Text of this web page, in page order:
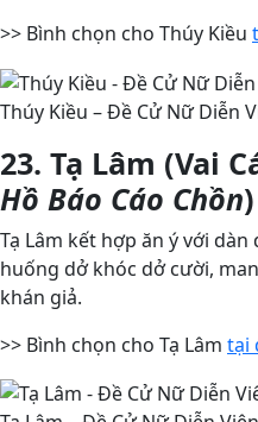
>> Bình chọn cho Thúy Kiều
Thúy Kiều – Đề Cử Nữ Diễn
23. Tạ Lâm (Vai
Hồ Báo Cáo Chồn)
Tạ Lâm kết hợp ăn ý với
huống dở khóc dở cười,
khán giả.
>> Bình chọn cho Tạ Lâm tại